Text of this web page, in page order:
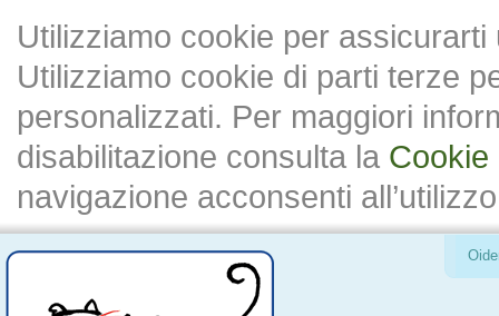
Utilizziamo cookie per
Utilizziamo cookie di parti terze
personalizzati. Per maggiori
disabilitazione consulta la Cookie
navigazione acconsenti